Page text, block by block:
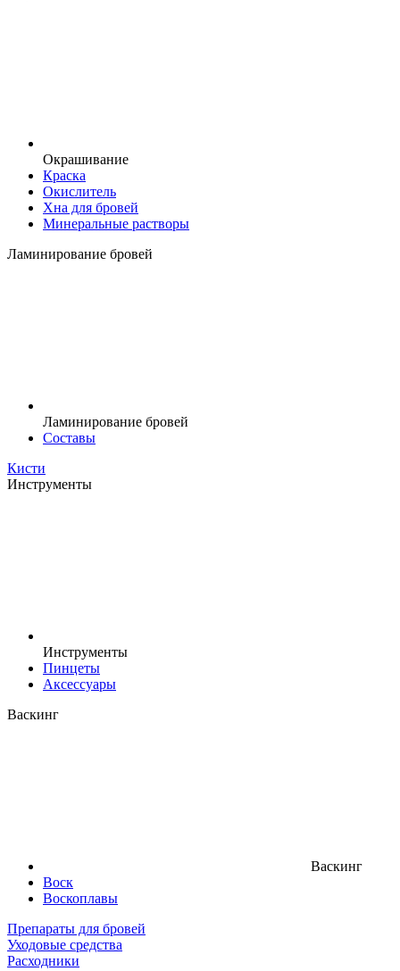
Окрашивание
Краска
Окислитель
Хна для бровей
Минеральные растворы
Ламинирование бровей
Ламинирование бровей
Составы
Кисти
Инструменты
Инструменты
Пинцеты
Аксессуары
Васкинг
Васкинг
Воск
Воскоплавы
Препараты для бровей
Уходовые средства
Расходники